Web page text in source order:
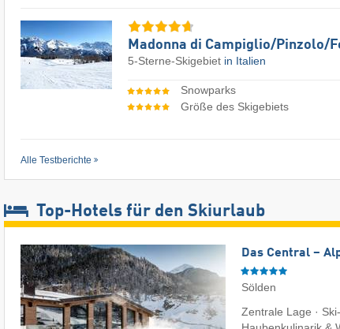
Madonna di Campiglio/​Pinzolo/​
5-Sterne-Skigebiet in Italien
Snowparks
Größe des Skigebiets
Alle Testberichte
Top-Hotels für den Skiurlaub
Das Central –
Sölden
Zentrale Lage ·